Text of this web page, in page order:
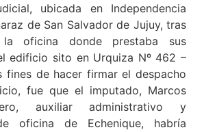
ubicada en Independencia
de San Salvador de Jujuy, tras
oficina donde prestaba sus
edificio sito en Urquiza Nº 462 –
fines de hacer firmar el despacho
fue que el imputado, Marcos
auxiliar administrativo y
oficina de Echenique, habría